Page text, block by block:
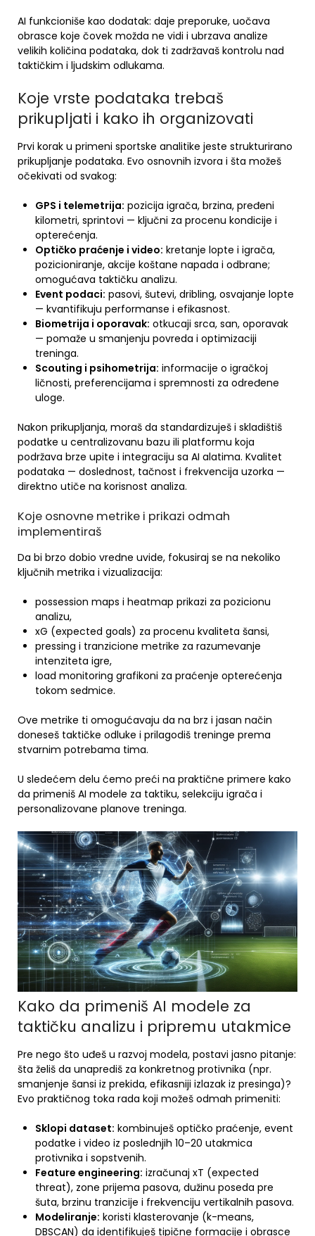
AI funkcioniše kao dodatak: daje preporuke, uočava
obrasce koje čovek možda ne vidi i ubrzava analize
velikih količina podataka, dok ti zadržavaš kontrolu nad
taktičkim i ljudskim odlukama.
Koje vrste podataka trebaš
prikupljati i kako ih organizovati
Prvi korak u primeni sportske analitike jeste strukturirano
prikupljanje podataka. Evo osnovnih izvora i šta možeš
očekivati od svakog:
GPS i telemetrija: pozicija igrača, brzina, pređeni
kilometri, sprintovi — ključni za procenu kondicije i
opterećenja.
Optičko praćenje i video: kretanje lopte i igrača,
pozicioniranje, akcije koštane napada i odbrane;
omogućava taktičku analizu.
Event podaci: pasovi, šutevi, dribling, osvajanje lopte
— kvantifikuju performanse i efikasnost.
Biometrija i oporavak: otkucaji srca, san, oporavak
— pomaže u smanjenju povreda i optimizaciji
treninga.
Scouting i psihometrija: informacije o igračkoj
ličnosti, preferencijama i spremnosti za određene
uloge.
Nakon prikupljanja, moraš da standardizuješ i skladištiš
podatke u centralizovanu bazu ili platformu koja
podržava brze upite i integraciju sa AI alatima. Kvalitet
podataka — doslednost, tačnost i frekvencija uzorka —
direktno utiče na korisnost analiza.
Koje osnovne metrike i prikazi odmah
implementiraš
Da bi brzo dobio vredne uvide, fokusiraj se na nekoliko
ključnih metrika i vizualizacija:
possession maps i heatmap prikazi za pozicionu
analizu,
xG (expected goals) za procenu kvaliteta šansi,
pressing i tranzicione metrike za razumevanje
intenziteta igre,
load monitoring grafikoni za praćenje opterećenja
tokom sedmice.
Ove metrike ti omogućavaju da na brz i jasan način
doneseš taktičke odluke i prilagodiš treninge prema
stvarnim potrebama tima.
U sledećem delu ćemo preći na praktične primere kako
da primeniš AI modele za taktiku, selekciju igrača i
personalizovane planove treninga.
Kako da primeniš AI modele za
taktičku analizu i pripremu utakmice
Pre nego što uđeš u razvoj modela, postavi jasno pitanje:
šta želiš da unaprediš za konkretnog protivnika (npr.
smanjenje šansi iz prekida, efikasniji izlazak iz presinga)?
Evo praktičnog toka rada koji možeš odmah primeniti:
Sklopi dataset: kombinuješ optičko praćenje, event
podatke i video iz poslednjih 10–20 utakmica
protivnika i sopstvenih.
Feature engineering: izračunaj xT (expected
threat), zone prijema pasova, dužinu poseda pre
šuta, brzinu tranzicije i frekvenciju vertikalnih pasova.
Modeliranje: koristi klasterovanje (k-means,
DBSCAN) da identifikuješ tipične formacije i obrasce